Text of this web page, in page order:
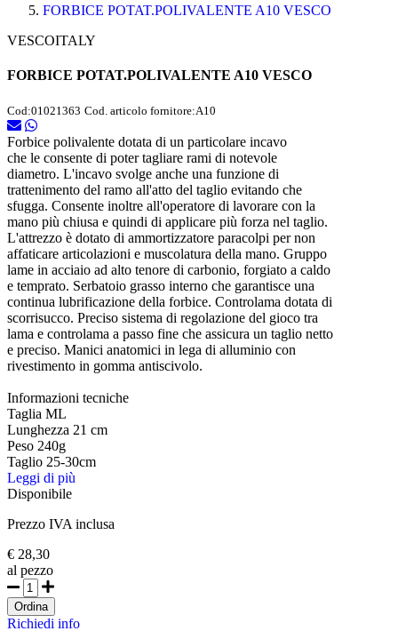
FORBICE POTAT.POLIVALENTE A10 VESCO
VESCOITALY
FORBICE POTAT.POLIVALENTE A10 VESCO
Cod:01021363 Cod. articolo fornitore:A10
Forbice polivalente dotata di un particolare incavo
che le consente di poter tagliare rami di notevole
diametro. L'incavo svolge anche una funzione di
trattenimento del ramo all'atto del taglio evitando che
sfugga. Consente inoltre all'operatore di lavorare con la
mano più chiusa e quindi di applicare più forza nel taglio.
L'attrezzo è dotato di ammortizzatore paracolpi per non
affaticare articolazioni e muscolatura della mano. Gruppo
lame in acciaio ad alto tenore di carbonio, forgiato a caldo
e temprato. Serbatoio grasso interno che garantisce una
continua lubrificazione della forbice. Controlama dotata di
scorrisucco. Preciso sistema di regolazione del gioco tra
lama e controlama a passo fine che assicura un taglio netto
e preciso. Manici anatomici in lega di alluminio con
rivestimento in gomma antiscivolo.
Informazioni tecniche
Taglia ML
Lunghezza 21 cm
Peso 240g
Taglio 25-30cm
Leggi di più
Disponibile
Prezzo IVA inclusa
€ 28,30
al pezzo
Ordina
Richiedi info